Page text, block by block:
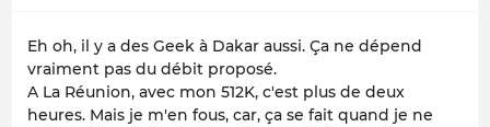
Eh oh, il y a des Geek à Dakar aussi. Ça ne dépend
vraiment pas du débit proposé.
A La Réunion, avec mon 512K, c'est plus de deux
heures. Mais je m'en fous, car, ça se fait quand je ne